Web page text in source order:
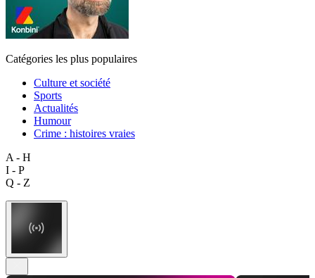
Catégories les plus populaires
Culture et société
Sports
Actualités
Humour
Crime : histoires vraies
A - H
I - P
Q - Z